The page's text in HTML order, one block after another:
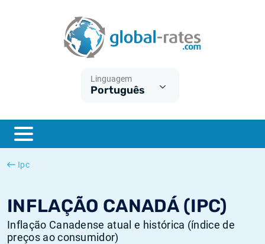
Linguagem
Português
Ipc
INFLAÇÃO CANADÁ (IPC)
Inflação Canadense atual e histórica (índice de
preços ao consumidor)
ESTER
SONIA
O que é a inflação do IPC?
O que é a inflação do IHPC?
Inflação Estados Unidos
Inflação Europa
Taxas Euribor históricas
Taxas ESTER históricas
Taxas SONIA históricas
Taxas TONAR históricas
Calculadora de inflação